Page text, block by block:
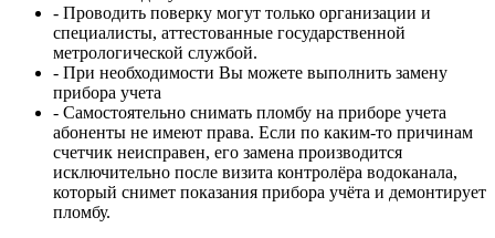
- Проводить поверку могут только организации и
специалисты, аттестованные государственной
метрологической службой.
- При необходимости Вы можете выполнить замену
прибора учета
- Самостоятельно снимать пломбу на приборе учета
абоненты не имеют права. Если по каким-то причинам
счетчик неисправен, его замена производится
исключительно после визита контролёра водоканала,
который снимет показания прибора учёта и демонтирует
пломбу.